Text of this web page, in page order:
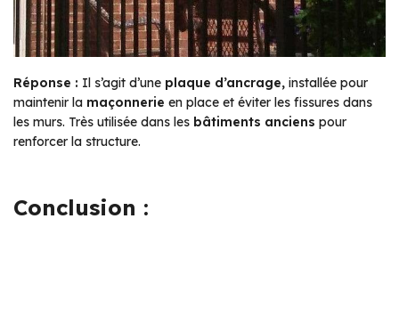
Réponse : Il s’agit d’une plaque d’ancrage, installée pour
maintenir la maçonnerie en place et éviter les fissures dans
les murs. Très utilisée dans les bâtiments anciens pour
renforcer la structure.
Conclusion :